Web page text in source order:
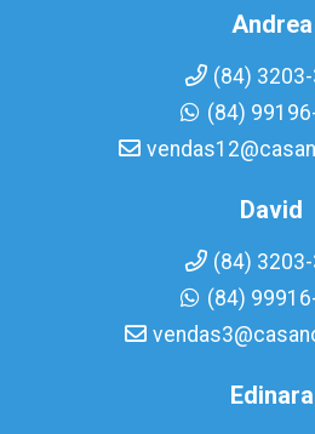
Andrea
(84)
(84)
David
(84)
(84)
Edinara